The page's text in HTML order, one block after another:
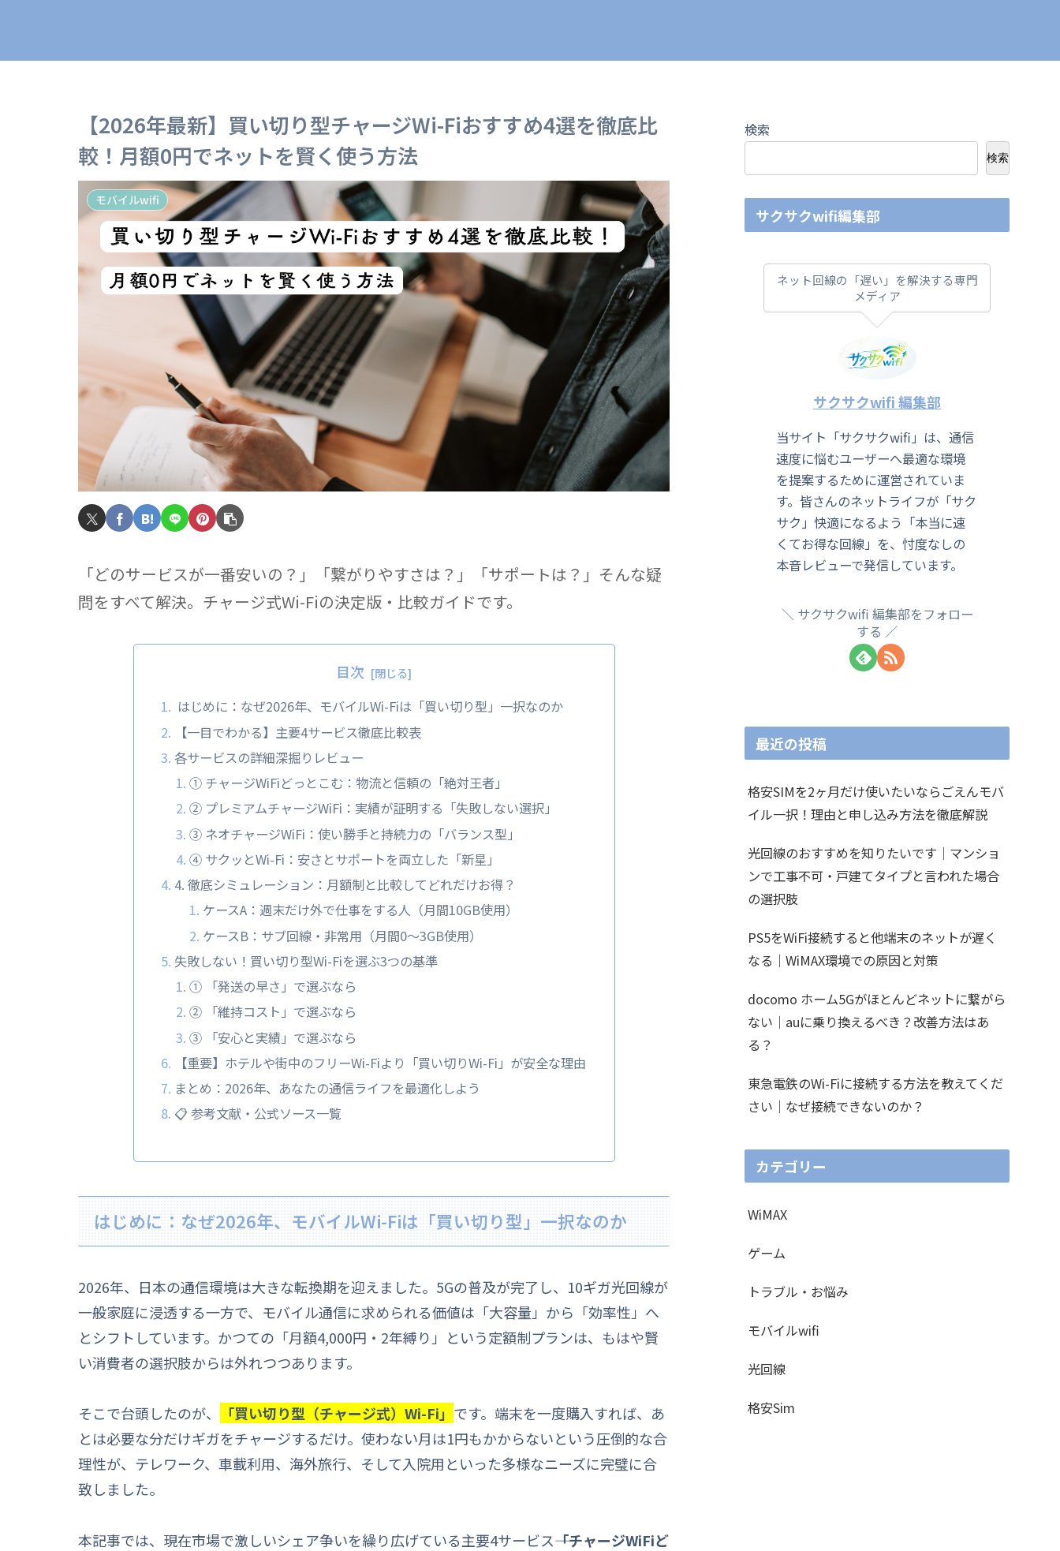
【2026年最新】買い切り型チャージWi-Fiおすすめ4選を徹底比
較！月額0円でネットを賢く使う方法
モバイルwifi
「どのサービスが一番安いの？」「繋がりやすさは？」「サポートは？」そんな疑
問をすべて解決。チャージ式Wi-Fiの決定版・比較ガイドです。
目次
はじめに：なぜ2026年、モバイルWi-Fiは「買い切り型」一択なのか
【一目でわかる】主要4サービス徹底比較表
各サービスの詳細深掘りレビュー
① チャージWiFiどっとこむ：物流と信頼の「絶対王者」
② プレミアムチャージWiFi：実績が証明する「失敗しない選択」
③ ネオチャージWiFi：使い勝手と持続力の「バランス型」
④ サクッとWi-Fi：安さとサポートを両立した「新星」
4. 徹底シミュレーション：月額制と比較してどれだけお得？
ケースA：週末だけ外で仕事をする人（月間10GB使用）
ケースB：サブ回線・非常用（月間0〜3GB使用）
失敗しない！買い切り型Wi-Fiを選ぶ3つの基準
① 「発送の早さ」で選ぶなら
② 「維持コスト」で選ぶなら
③ 「安心と実績」で選ぶなら
【重要】ホテルや街中のフリーWi-Fiより「買い切りWi-Fi」が安全な理由
まとめ：2026年、あなたの通信ライフを最適化しよう
📋 参考文献・公式ソース一覧
はじめに：なぜ2026年、モバイルWi-Fiは「買い切り型」一択なのか
2026年、日本の通信環境は大きな転換期を迎えました。5Gの普及が完了し、10ギガ光回線が
一般家庭に浸透する一方で、モバイル通信に求められる価値は「大容量」から「効率性」へ
とシフトしています。かつての「月額4,000円・2年縛り」という定額制プランは、もはや賢
い消費者の選択肢からは外れつつあります。
そこで台頭したのが、 「買い切り型（チャージ式）Wi-Fi」 です。端末を一度購入すれば、あ
とは必要な分だけギガをチャージするだけ。使わない月は1円もかからないという圧倒的な合
理性が、テレワーク、車載利用、海外旅行、そして入院用といった多様なニーズに完璧に合
致しました。
本記事では、現在市場で激しいシェア争いを繰り広げている主要4サービス――「チャージWiFiど
検索
検索
サクサクwifi編集部
ネット回線の「遅い」を解決する専門
メディア
サクサクwifi 編集部
当サイト「サクサクwifi」は、通信
速度に悩むユーザーへ最適な環境
を提案するために運営されていま
す。皆さんのネットライフが「サク
サク」快適になるよう「本当に速
くてお得な回線」を、忖度なしの
本音レビューで発信しています。
サクサクwifi 編集部をフォロー
する
最近の投稿
格安SIMを2ヶ月だけ使いたいならごえんモバ
イル一択！理由と申し込み方法を徹底解説
光回線のおすすめを知りたいです｜マンショ
ンで工事不可・戸建てタイプと言われた場合
の選択肢
PS5をWiFi接続すると他端末のネットが遅く
なる｜WiMAX環境での原因と対策
docomo ホーム5Gがほとんどネットに繋がら
ない｜auに乗り換えるべき？改善方法はあ
る？
東急電鉄のWi-Fiに接続する方法を教えてくだ
さい｜なぜ接続できないのか？
カテゴリー
WiMAX
ゲーム
トラブル・お悩み
モバイルwifi
光回線
格安Sim